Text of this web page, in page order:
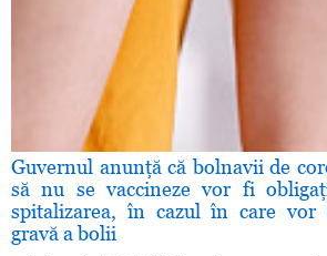
Guvernul anunţă că bolnavii de
să nu se vaccineze vor fi
spitalizarea, în cazul în care vor
gravă a bolii